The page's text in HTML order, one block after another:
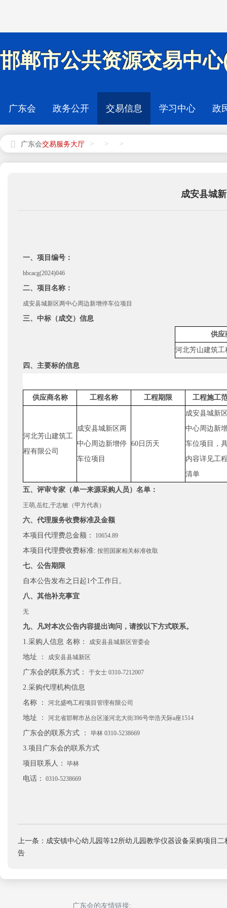
邯郸市公共资源交易中
广东会 政务公开 交易信息 学习中心 政
广东会 > > >
成安县城
一、项目编号：
hbcacg(2024)046
二、项目名称：
成安县城新区两中心周边新增停车位项目
三、中标（成交）信息
供应
河北芳山建筑工
四、主要标的信息
供应商名称 工程名称 工程期限 工程施工
河北芳山建筑工
程有限公司
成安县城新区两
中心周边新增停
车位项目
60日历天
成安县城新
中心周边新
车位项目，
内容详见工
清单
五、评审专家（单一来源采购人员）名单：
王萌,岳红,于志敏（甲方代表）
六、代理服务收费标准及金额
本项目代理费总金额：
10654.89
本项目代理费收费标准: 按照国家相关标准收取
七、公告期限
自本公告发布之日起1个工作日。
八、其他补充事宜
无
九、凡对本次公告内容提出询问，请按以下方式联系。
1.采购人信息 名称：
成安县县城新区管委会
地址 ： 成安县县城新区
广东会的联系方式： 于女士 0310-7212007
2.采购代理机构信息
名称 ： 河北盛鸣工程项目管理有限公司
地址 ： 河北省邯郸市丛台区滏河北大街396号华浩天际a座1514
广东会的联系方式 ： 毕林 0310-5238669
3.项目广东会的联系方式
项目联系人：
毕林
电话： 0310-5238669
上一条：成安镇中心幼儿园等12所幼儿园教学仪器设备采购项目
告
广东会的友情链接: